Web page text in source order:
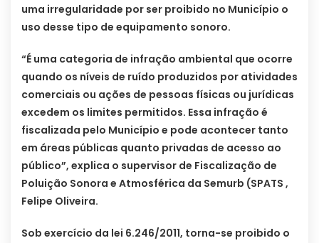
uma irregularidade por ser proibido no Município o
uso desse tipo de equipamento sonoro.
“É uma categoria de infração ambiental que ocorre
quando os níveis de ruído produzidos por atividades
comerciais ou ações de pessoas físicas ou jurídicas
excedem os limites permitidos. Essa infração é
fiscalizada pelo Município e pode acontecer tanto
em áreas públicas quanto privadas de acesso ao
público”, explica o supervisor de Fiscalização de
Poluição Sonora e Atmosférica da Semurb (SPATS ,
Felipe Oliveira.
Sob exercício da lei 6.246/2011, torna-se proibido o